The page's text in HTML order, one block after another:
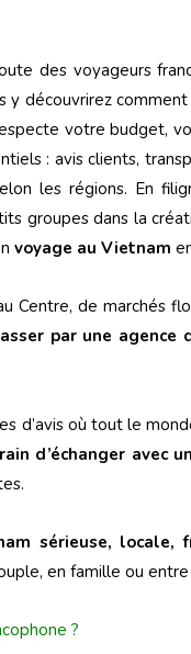
des voyageurs
y découvrirez comment
votre budget,
: avis clients,
les régions. En
groupes dans la
voyage au Vietnam
Centre, de marchés
par une agence
où tout le
d’échanger avec
sérieuse, locale,
en famille ou entre
?